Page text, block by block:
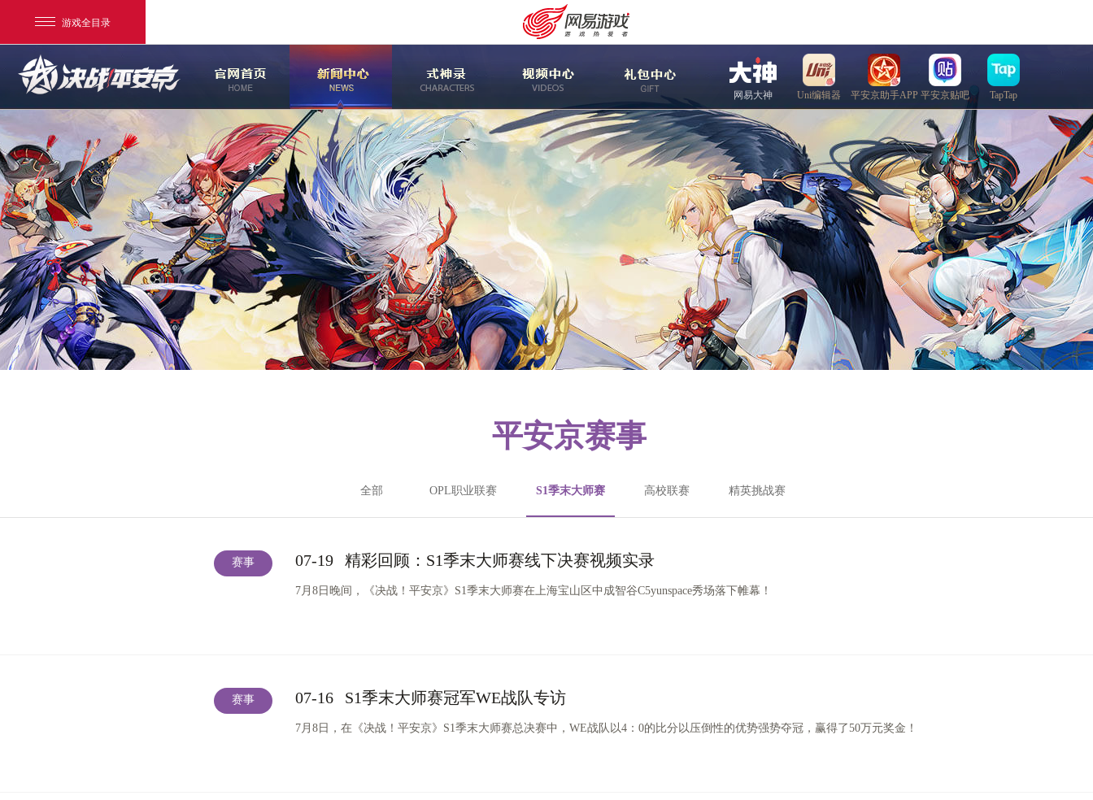
游戏全目录
网易游戏
游戏爱好者
我的足迹： 决战！平安京
安卓充值 客服中心
平安京赛事
全部 OPL职业联赛 S1季末大师赛 高校联赛 精英挑战赛
赛事 07-19 精彩回顾：S1季末大师赛线下决赛视频实录
7月8日晚间，《决战！平安京》S1季末大师赛在上海宝山区中成智谷C5yunspace秀场落下帷幕！
赛事 07-16 S1季末大师赛冠军WE战队专访
7月8日，在《决战！平安京》S1季末大师赛总决赛中，WE战队以4：0的比分以压倒性的优势强势夺冠，赢得了50万元奖金！